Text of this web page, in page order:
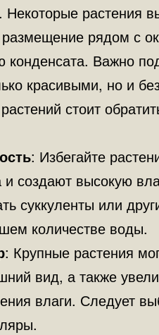
Некоторые растения
рядом с
конденсата. Важно
красивыми, но и
стоит
: Избегайте
и создают высокую
суккуленты или
количестве воды.
: Крупные растения
вид, а также
влаги. Следует